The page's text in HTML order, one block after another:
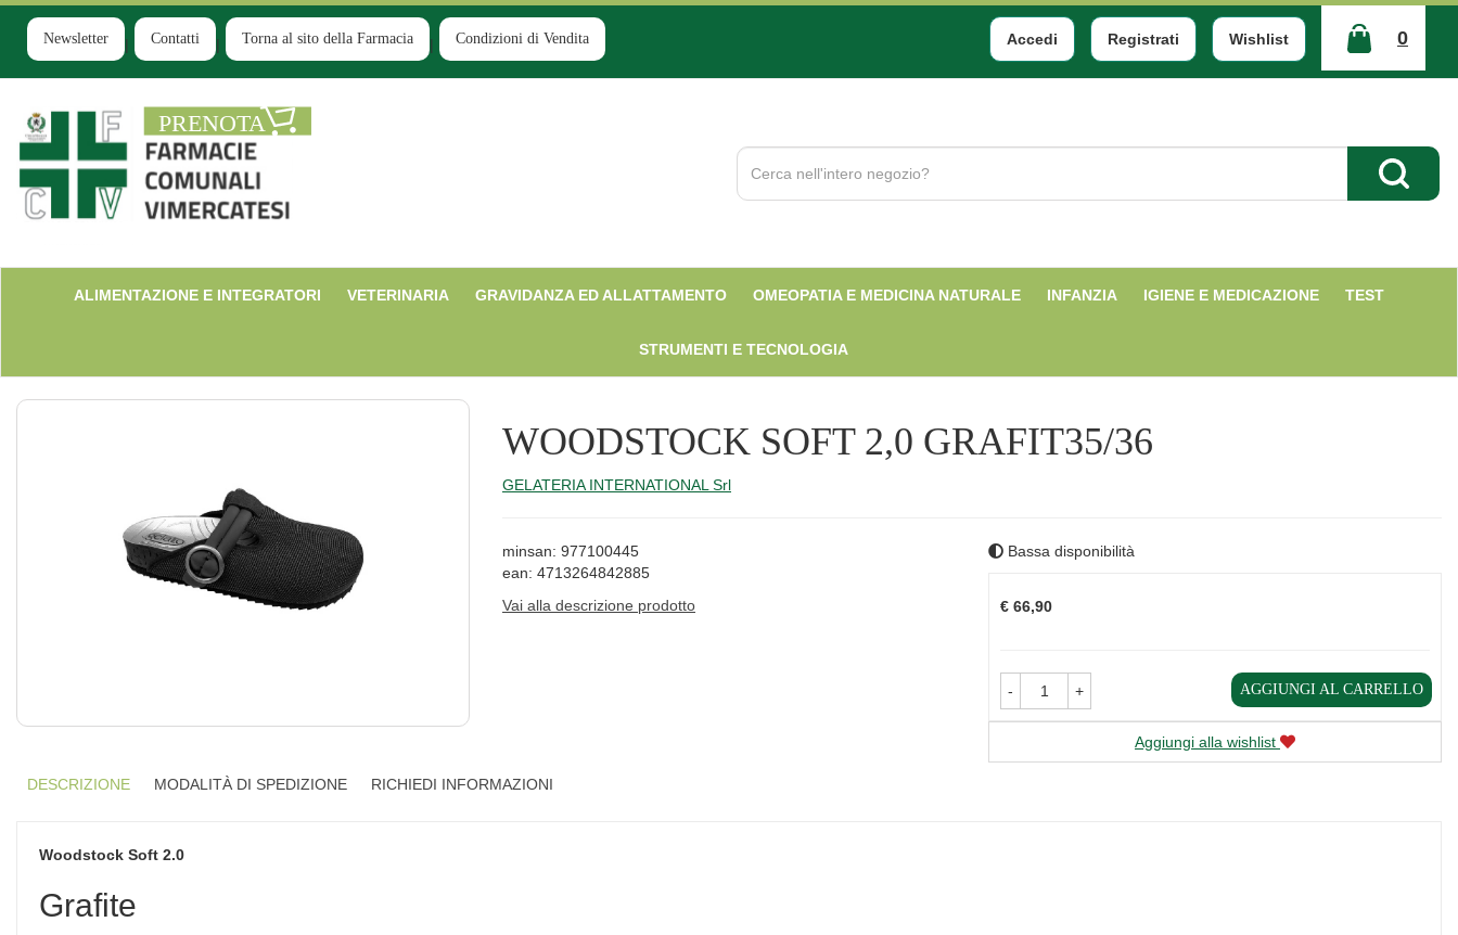
Passa
contenuto
principale
Newsletter Contatti Torna al sito della Farmacia Condizioni di Vendita Accedi Registrati Wishlist 0
ARTICOLI
INSERITI
Farmacia
Comunale
Cerca
Prodotto
Cerca
ALIMENTAZIONE E INTEGRATORI VETERINARIA GRAVIDANZA ED ALLATTAMENTO OMEOPATIA E MEDICINA NATURALE INFANZIA IGIENE E MEDICAZIONE TEST
STRUMENTI E TECNOLOGIA
WOODSTOCK SOFT 2,0 GRAFIT35/36
GELATERIA INTERNATIONAL Srl
minsan: 977100445
ean: 4713264842885
Vai alla descrizione prodotto
Bassa disponibilità
€ 66,90
- + AGGIUNGI AL CARRELLO
Aggiungi alla wishlist
DESCRIZIONE MODALITÀ DI SPEDIZIONE RICHIEDI INFORMAZIONI
Woodstock Soft 2.0
Grafite